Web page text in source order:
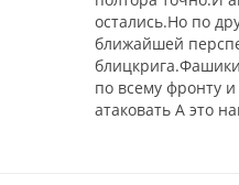
остались.Но по
ближайшей
по всему фронту и
атаковать А это